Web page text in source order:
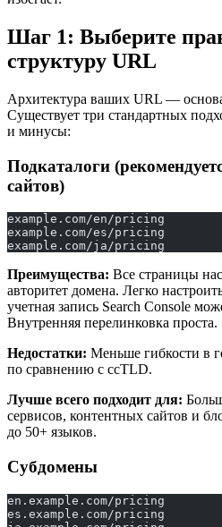
Шаг 1: Выберите
структуру URL
Архитектура ваших URL —
Существует три стандартных
и минусы:
Подкаталоги
сайтов)
example.com/en/pricing
example.com/es/pricing
example.com/ja/pricing
Преимущества: Все страницы
авторитет домена. Легко
учетная запись Search Console
Внутренняя перелинковка проста.
Недостатки: Меньше гибкости в
по сравнению с ccTLD.
Лучше всего подходит для:
сервисов, контентных сайтов и
до 50+ языков.
Субдомены
en.example.com/pricing
es.example.com/pricing